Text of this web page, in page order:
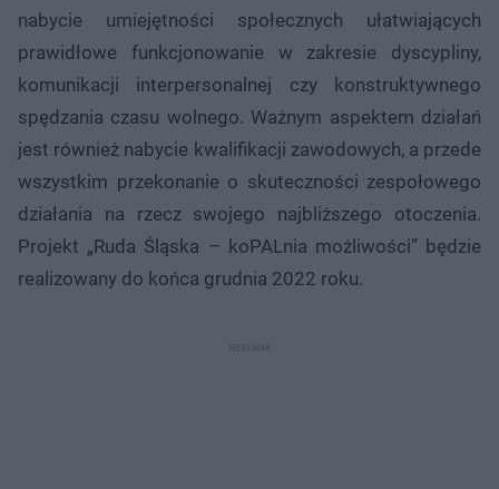
nabycie umiejętności społecznych ułatwiających
prawidłowe funkcjonowanie w zakresie dyscypliny,
komunikacji interpersonalnej czy konstruktywnego
spędzania czasu wolnego. Ważnym aspektem działań
jest również nabycie kwalifikacji zawodowych, a przede
wszystkim przekonanie o skuteczności zespołowego
działania na rzecz swojego najbliższego otoczenia.
Projekt „Ruda Śląska – koPALnia możliwości” będzie
realizowany do końca grudnia 2022 roku.